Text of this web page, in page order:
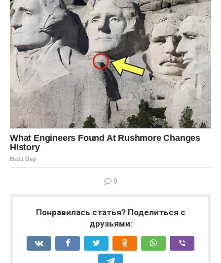
0
Понравилась статья? Поделиться с
друзьями: